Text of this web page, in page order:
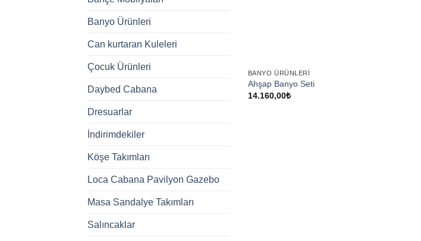
Banyo Ürünleri
Can kurtaran Kuleleri
Çocuk Ürünleri
Daybed Cabana
Dresuarlar
İndirimdekiler
Köşe Takımları
Loca Cabana Pavilyon Gazebo
Masa Sandalye Takımları
Salıncaklar
BANYO ÜRÜNLERI
Ahşap Banyo Seti
14.160,00₺